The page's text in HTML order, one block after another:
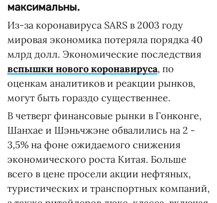
максимальны.
Из-за коронавируса SARS в 2003 году
мировая экономика потеряла порядка 40
млрд долл. Экономические последствия
вспышки нового коронавируса, по
оценкам аналитиков и реакции рынков,
могут быть гораздо существеннее.
В четверг финансовые рынки в Гонконге,
Шанхае и Шэньчжэне обвалились на 2 -
3,5% на фоне ожидаемого снижения
экономического роста Китая. Больше
всего в цене просели акции нефтяных,
туристических и транспортных компаний,